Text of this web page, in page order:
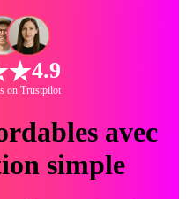
4.9
on Trustpilot
avec
simple